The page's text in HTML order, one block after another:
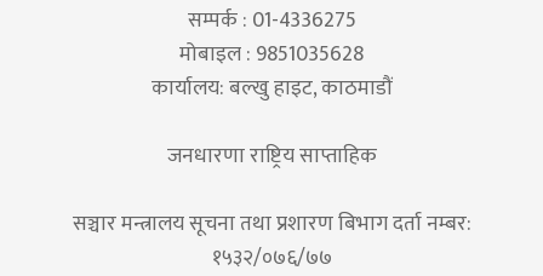
सम्पर्क : 01-4336275
मोबाइल : 9851035628
कार्यालय: बल्खु हाइट, काठमाडौं
जनधारणा राष्ट्रिय साप्ताहिक
सञ्चार मन्त्रालय सूचना तथा प्रशारण बिभाग दर्ता नम्बर:
१५३२/०७६/७७